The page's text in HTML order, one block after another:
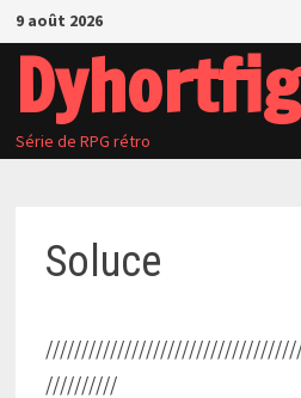
Passer
au
contenu
9 août 2026
Série de RPG rétro
Soluce
//////////